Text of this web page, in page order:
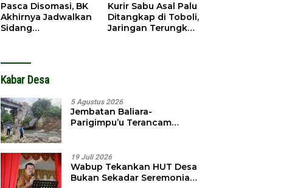
Pasca Disomasi, BK
Akhirnya Jadwalkan
Sidang
Kurir Sabu Asal Palu
Ditangkap di Toboli,
Jaringan Terungkap
Kabar Desa
5 Agustus 2026
Jembatan Baliara-
Parigimpu’u Terancam
19 Juli 2026
Wabup Tekankan HUT Desa
Bukan Sekadar Seremonial,